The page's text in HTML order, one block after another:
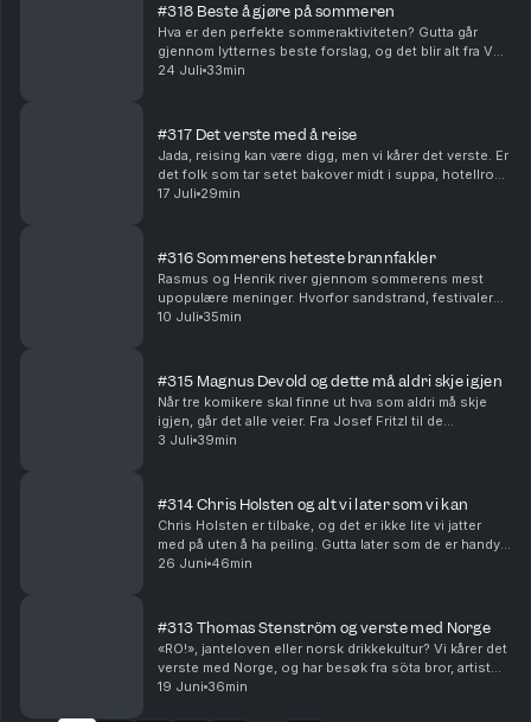
#318 Beste å gjøre på sommeren
Hva er den perfekte sommeraktiviteten? Gutta går
gjennom lytternes beste forslag, og det blir alt fra VM
i krabbefiske og sosialdemokratisk ensprett til
24 Juli 33min
#317 Det verste med å reise
Jada, reising kan være digg, men vi kårer det verste. Er
det folk som tar setet bakover midt i suppa, hotellrom
som ikke er klart eller bare folk generelt? Folk folk
17 Juli 29min
#316 Sommerens heteste brannfakler
Rasmus og Henrik river gjennom sommerens mest
upopulære meninger. Hvorfor sandstrand, festivaler
og engangsgrill fortjener kritikk og hvilke brannfakler
10 Juli 35min
#315 Magnus Devold og dette må aldri skje igjen
Når tre komikere skal finne ut hva som aldri må skje
igjen, går det alle veier. Fra Josef Fritzl til de
dummeste TV-øyeblikkene. At Magnus gråter på reality
3 Juli 39min
#314 Chris Holsten og alt vi later som vi kan
Chris Holsten er tilbake, og det er ikke lite vi jatter
med på uten å ha peiling. Gutta later som de er handy,
kan ikke forskjellen på volt og watt, og oppdager at de
26 Juni 46min
#313 Thomas Stenström og verste med Norge
«RO!», janteloven eller norsk drikkekultur? Vi kårer det
verste med Norge, og har besøk fra söta bror, artist
Thomas Stenström. Svensken har noen klare
19 Juni 36min